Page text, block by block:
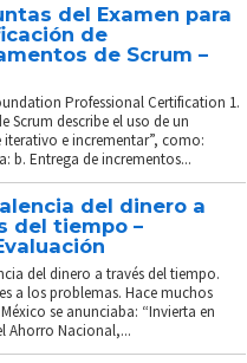
del Examen para
de
de Scrum –
Professional Certification 1.
Scrum describe el uso de un
iterativo e incrementar”, como:
b. Entrega de incrementos...
del dinero a
del tiempo –
del dinero a través del tiempo.
a los problemas. Hace muchos
se anunciaba: “Invierta en
Ahorro Nacional,...